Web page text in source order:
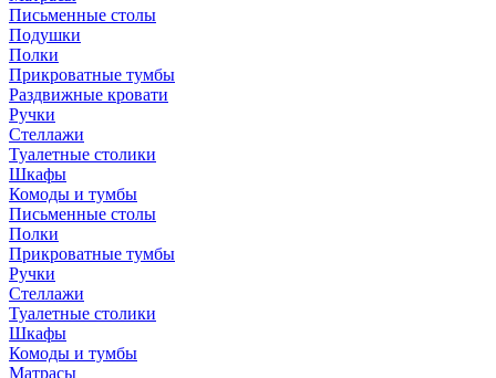
Письменные столы
Подушки
Полки
Прикроватные тумбы
Раздвижные кровати
Ручки
Стеллажи
Туалетные столики
Шкафы
Комоды и тумбы
Письменные столы
Полки
Прикроватные тумбы
Ручки
Стеллажи
Туалетные столики
Шкафы
Комоды и тумбы
Матрасы